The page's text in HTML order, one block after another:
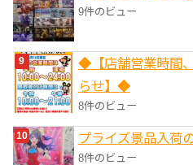
9件のビュー
◆【店舗営業時間
らせ】◆
8件のビュー
プライズ景品入荷
8件のビュー